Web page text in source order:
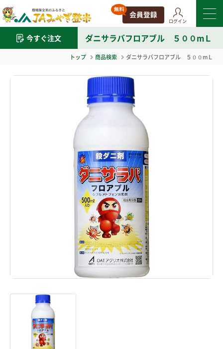
ログイン
今すぐ注文 ダニサラバフロアブル ５００mＬ
トップ 商品検索 ダニサラバフロアブル ５００mＬ